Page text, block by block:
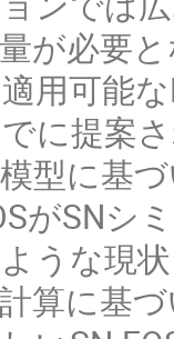
が必要
用可能
に提案
型に基
がSNシ
うな現
算に基